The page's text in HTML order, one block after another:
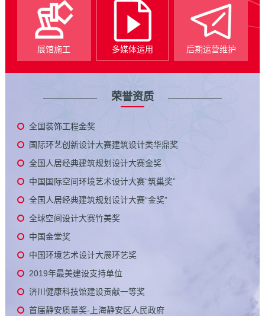
展馆施工 多媒体运用 后期运营维护
荣誉资质
全国装饰工程金奖
国际环艺创新设计大赛建筑设计类华鼎奖
全国人居经典建筑规划设计大赛金奖
中国国际空间环境艺术设计大赛“筑巢奖”
全国人居经典建筑规划设计大赛“金奖”
全球空间设计大赛竹美奖
中国金堂奖
中国环境艺术设计大展环艺奖
2019年最美建设支持单位
济川健康科技馆建设贡献一等奖
首届静安质量奖-上海静安区人民政府